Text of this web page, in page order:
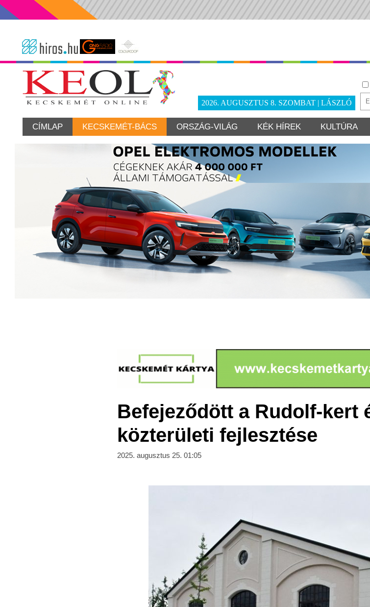
2026. AUGUSZTUS 8. SZOMBAT | LÁSZLÓ
CÍMLAP KECSKEMÉT-BÁCS ORSZÁG-VILÁG KÉK HÍREK KULTÚRA
Befejeződött a Rudolf-kert
közterületi fejlesztése
2025. augusztus 25. 01:05